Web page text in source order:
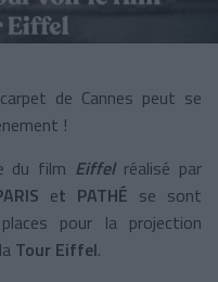
de Cannes peut se
!
du film Eiffel réalisé par
et PATHÉ se sont
pour la projection
Tour Eiffel.